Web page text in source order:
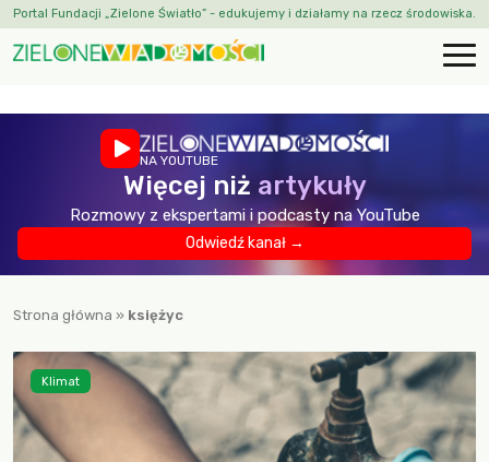
Portal Fundacji „Zielone Światło” - edukujemy i działamy na rzecz środowiska.
NA YOUTUBE
Więcej niż artykuły
Rozmowy z ekspertami i podcasty na YouTube
Odwiedź kanał →
Strona główna » księżyc
Klimat